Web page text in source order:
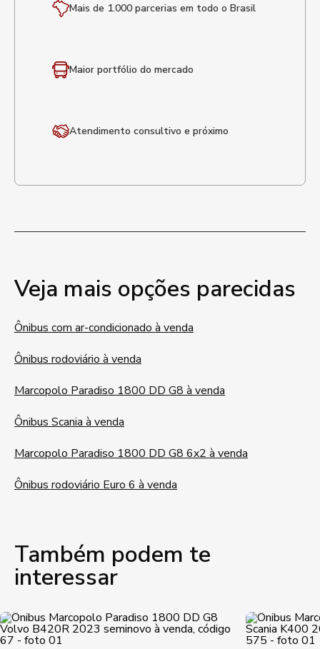
Mais de 1.000 parcerias em todo o Brasil
Maior portfólio do mercado
Atendimento consultivo e próximo
Veja mais opções parecidas
Ônibus com ar-condicionado à venda
Ônibus rodoviário à venda
Marcopolo Paradiso 1800 DD G8 à venda
Ônibus Scania à venda
Marcopolo Paradiso 1800 DD G8 6x2 à venda
Ônibus rodoviário Euro 6 à venda
Também podem te
interessar